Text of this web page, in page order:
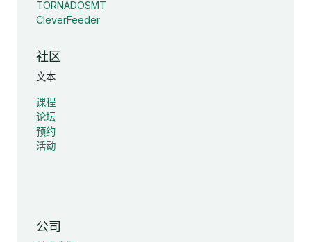
TORNADOSMT
CleverFeeder
社区
文本
课程
论坛
预约
活动
公司